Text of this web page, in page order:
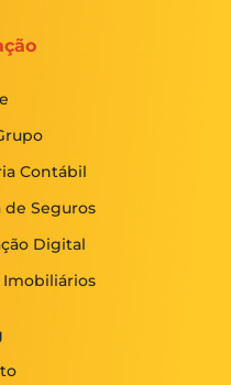
Contábil
de Seguros
Digital
Imobiliários